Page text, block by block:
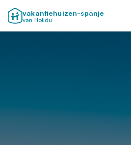
vakantiehuizen-spanje
van Holidu